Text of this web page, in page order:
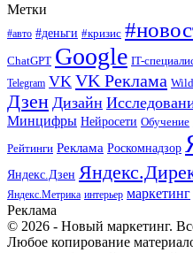
Метки
#авто #деньги #кризис
ChatGPT Google IT-
Telegram VK VK Реклама
Дзен Дизайн
Минцифры Нейросети Обучение
Рейтинги Реклама Роскомнадзор
Яндекс.Дзен
Яндекс.Метрика интерьер маркетинг
Реклама
© 2026 - Новый маркетинг.
Любое копирование